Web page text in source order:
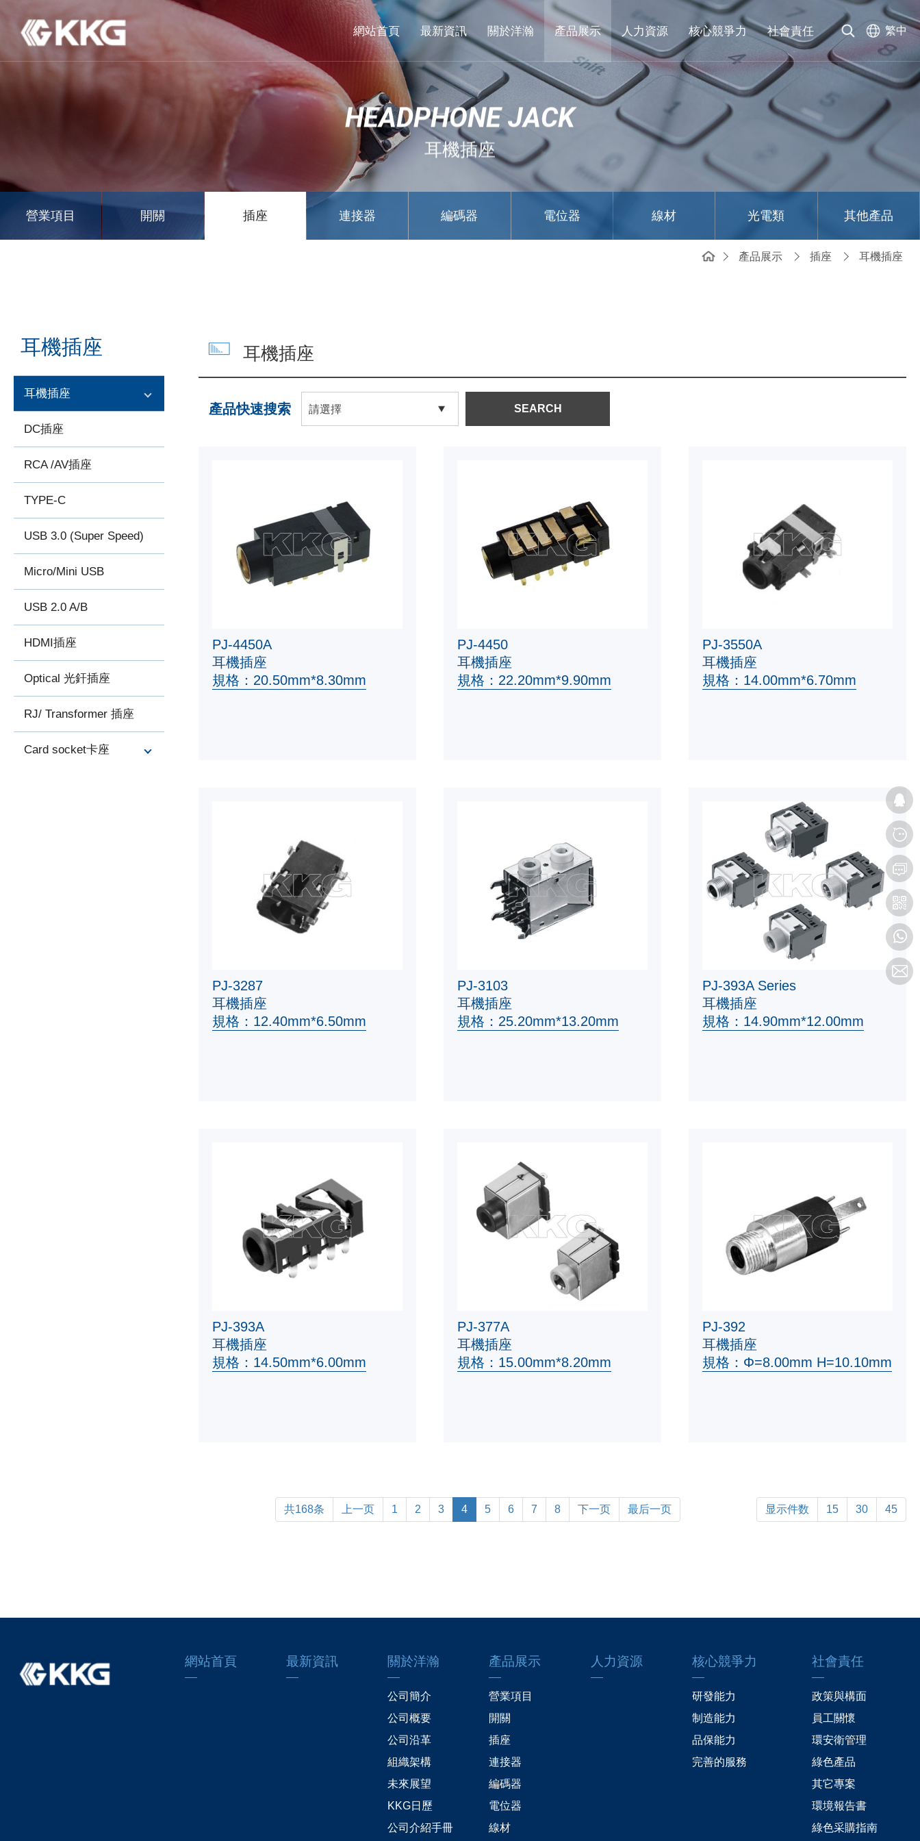
東
莞
市
瀚
實
業
有
限
公
司
網站首頁 最新資訊 關於洋瀚 產品展示 人力資源 核心競爭力 社會責任 繁中
HEADPHONE JACK
耳機插座
營業項目 開關 插座 連接器 編碼器 電位器 線材 光電類 其他產品
產品展示 插座 耳機插座
耳機插座
耳機插座
DC插座
RCA /AV插座
TYPE-C
USB 3.0 (Super Speed)
Micro/Mini USB
USB 2.0 A/B
HDMI插座
Optical 光釬插座
RJ/ Transformer 插座
Card socket卡座
耳機插座
產品快速搜索 SEARCH
PJ-4450A
耳機插座
規格：20.50mm*8.30mm
PJ-4450
耳機插座
規格：22.20mm*9.90mm
PJ-3550A
耳機插座
規格：14.00mm*6.70mm
PJ-3287
耳機插座
規格：12.40mm*6.50mm
PJ-3103
耳機插座
規格：25.20mm*13.20mm
PJ-393A Series
耳機插座
規格：14.90mm*12.00mm
PJ-393A
耳機插座
規格：14.50mm*6.00mm
PJ-377A
耳機插座
規格：15.00mm*8.20mm
PJ-392
耳機插座
規格：Φ=8.00mm H=10.10mm
共168条 上一页 1 2 3 4 5 6 7 8 下一页 最后一页 显示件数 15 30 45
網站首頁 最新資訊 關於洋瀚
公司簡介
公司概要
公司沿革
組織架構
未來展望
KKG日歷
公司介紹手冊
產品展示
營業項目
開關
插座
連接器
編碼器
電位器
線材
人力資源 核心競爭力
研發能力
制造能力
品保能力
完善的服務
社會責任
政策與構面
員工關懷
環安衛管理
綠色產品
其它專案
環境報告書
綠色采購指南